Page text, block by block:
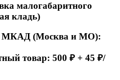
малогабаритного
кладь)
МКАД (Москва и МО):
товар: 500 ₽ + 45 ₽/